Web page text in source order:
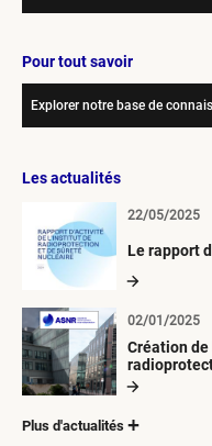
Pour tout savoir
Explorer notre base de
Les actualités
Le rapport
22/05/2025
Création
02/01/2025
Plus d'actualités